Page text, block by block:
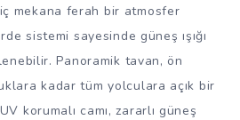
mekana ferah bir atmosfer
sistemi sayesinde güneş ışığı
Panoramik tavan, ön
kadar tüm yolculara açık bir
korumalı camı, zararlı güneş